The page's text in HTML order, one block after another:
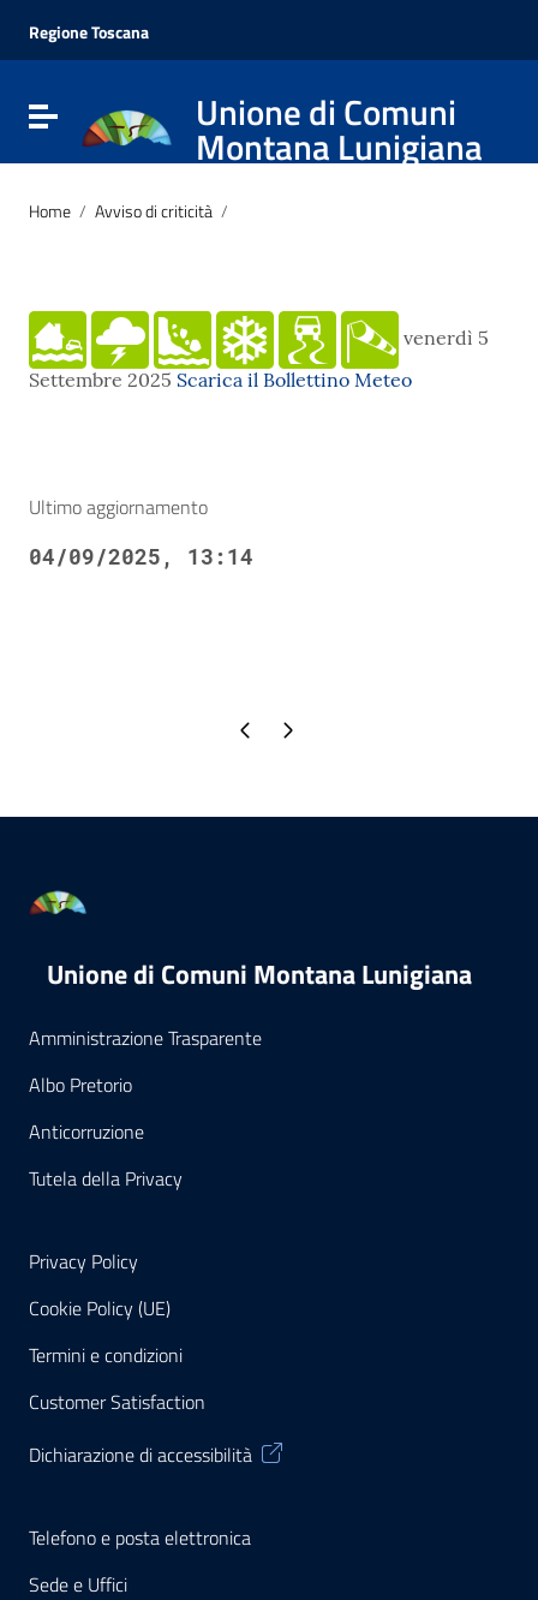
Vai al menu di navigazione
Vai al footer
Regione Toscana
Attiva / disattiva la navigazioneUnione di Comuni
Montana Lunigiana
Home / Avviso di criticità /
venerdì 5
Settembre 2025 Scarica il Bollettino Meteo
Ultimo aggiornamento
04/09/2025, 13:14
Pagina precedente
Pagina successiva
Unione di Comuni Montana Lunigiana
Amministrazione Trasparente
Albo Pretorio
Anticorruzione
Tutela della Privacy
Privacy Policy
Cookie Policy (UE)
Termini e condizioni
Customer Satisfaction
Dichiarazione di accessibilità
Telefono e posta elettronica
Sede e Uffici